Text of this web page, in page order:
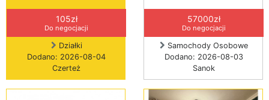
105zł
Do negocjacji
Działki
Dodano: 2026-08-04
Czerteż
57000zł
Do negocjacji
Samochody Osobowe
Dodano: 2026-08-03
Sanok